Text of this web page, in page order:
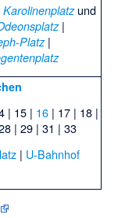
Karolinenplatzund
|
Platz|
| 15| 16| 17| 18|
| 29| 31 | 33
| U-Bahnhof